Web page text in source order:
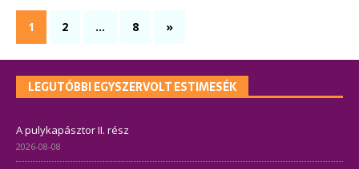
1 2 … 8 »
LEGUTÓBBI EGYSZERVOLT ESTIMESÉK
A pulykapásztor II. rész
2026-08-08